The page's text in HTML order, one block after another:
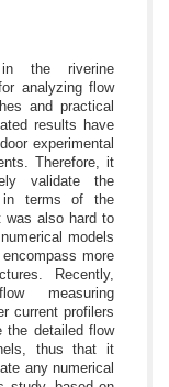
in the riverine
analyzing flow
and practical
results have
experimental
Therefore, it
validate the
in terms of the
was also hard to
models
more
Recently,
measuring
current profilers
the detailed flow
thus that it
any numerical